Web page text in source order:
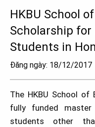
HKBU School
Scholarship for
Students in
Đăng ngày: 18/12/2017
The HKBU School
fully funded master
students other